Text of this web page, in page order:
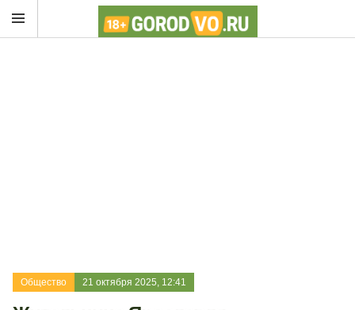
Общество 21 октября 2025, 12:41